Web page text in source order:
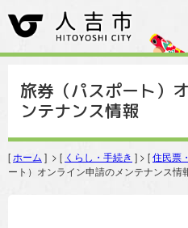
旅券（パスポート）
ンテナンス情報
[ ホーム ] > [ くらし・手続き ] > [住民票
ート）オンライン申請のメンテナンス情